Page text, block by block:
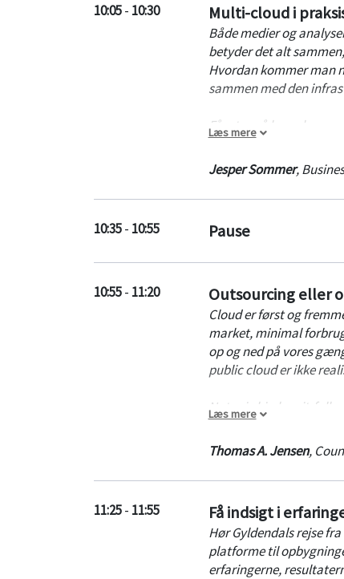
Ambitionen er, at
håndtérbart, men at
der findes partnere og
10:05- 10:30 Multi-cloud i
Både medier og
betyder det alt
Hvordan kommer man
sammen med den
Får styr på begreberne
fremtid.
Læs mere
Jesper Sommer,
10:35- 10:55 Pause
10:55- 11:20 Outsourcing eller
Cloud er først og
market, minimal
op og ned på vores
public cloud er ikke
Nutanix hjælper it-folk
Enterprise Cloud OS-
under ét fælles
Læs mere
Thomas A. Jensen,
11:25- 11:55 Få indsigt i
Hør Gyldendals rejse
platforme til
erfaringerne,